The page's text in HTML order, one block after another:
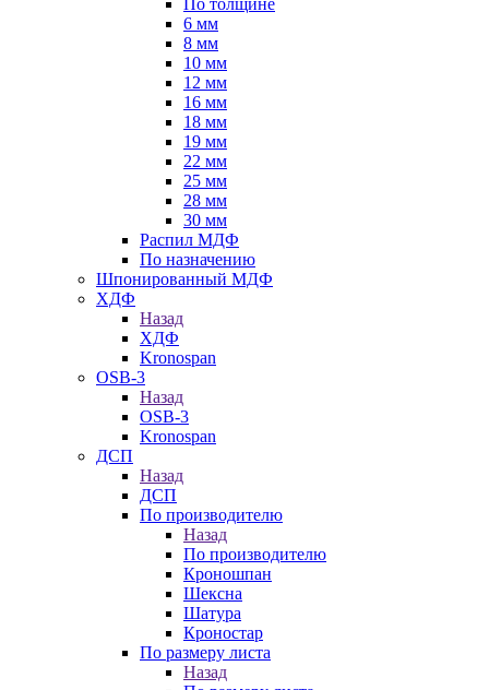
По толщине
6 мм
8 мм
10 мм
12 мм
16 мм
18 мм
19 мм
22 мм
25 мм
28 мм
30 мм
Распил МДФ
По назначению
Шпонированный МДФ
ХДФ
Назад
ХДФ
Kronospan
OSB-3
Назад
OSB-3
Kronospan
ДСП
Назад
ДСП
По производителю
Назад
По производителю
Кроношпан
Шексна
Шатура
Кроностар
По размеру листа
Назад